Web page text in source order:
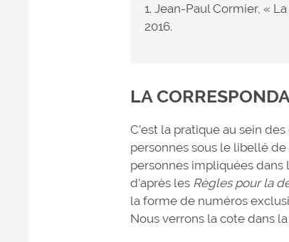
1. Jean-Paul Cormier, «
2016.
LA
C’est la pratique au sein
personnes sous le libellé
personnes impliquées dans
d’après les Règles pour la
la forme de numéros
Nous verrons la cote dans